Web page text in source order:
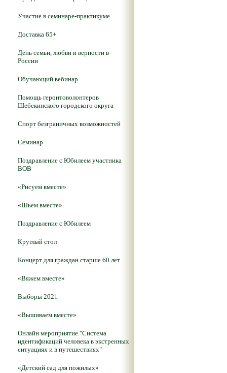
Участие в семинаре-практикуме
Доставка 65+
День семьи, любви и верности в
России
Обучающий вебинар
Помощь геронтоволонтеров
Шебекинского городского округа
Спорт безграничных возможностей
Семинар
Поздравление с Юбилеем участника
ВОВ
«Рисуем вместе»
«Шьем вместе»
Поздравление с Юбилеем
Круглый стол
Концерт для граждан старше 60 лет
«Вяжем вместе»
Выборы 2021
«Вышиваем вместе»
Онлайн мероприятие "Система
идентификаций человека в экстренных
ситуациях и в путешествиях"
«Детский сад для пожилых»